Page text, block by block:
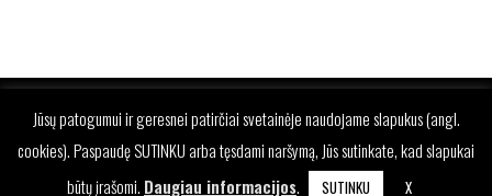
Jūsų patogumui ir geresnei patirčiai svetainėje naudojame slapukus (angl.
cookies). Paspaudę SUTINKU arba tęsdami naršymą, Jūs sutinkate, kad slapukai
būtų įrašomi. Daugiau informacijos. SUTINKU X